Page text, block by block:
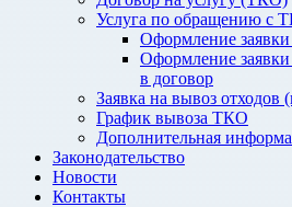
Услуга по обращению с
Оформление заявки
Оформление
в договор
Заявка на вывоз
График вывоза ТКО
Дополнительная
Законодательство
Новости
Контакты